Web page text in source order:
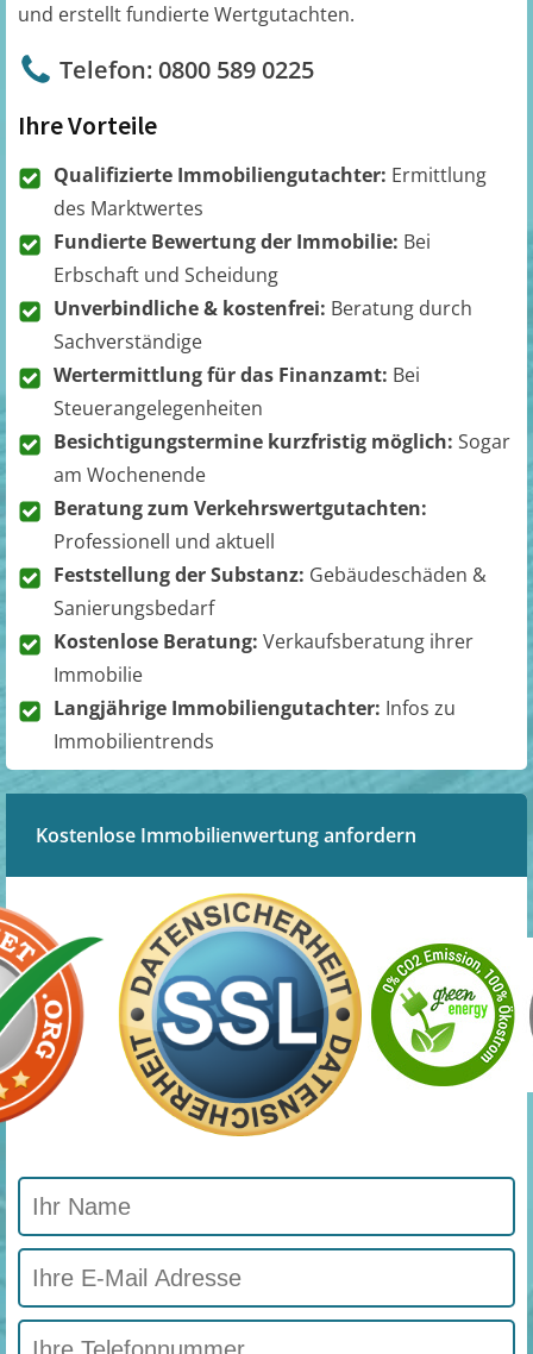
und erstellt fundierte Wertgutachten.
Telefon: 0800 589 0225
Ihre Vorteile
Qualifizierte Immobiliengutachter: Ermittlung
des Marktwertes
Fundierte Bewertung der Immobilie: Bei
Erbschaft und Scheidung
Unverbindliche & kostenfrei: Beratung durch
Sachverständige
Wertermittlung für das Finanzamt: Bei
Steuerangelegenheiten
Besichtigungstermine kurzfristig möglich: Sogar
am Wochenende
Beratung zum Verkehrswertgutachten:
Professionell und aktuell
Feststellung der Substanz: Gebäudeschäden &
Sanierungsbedarf
Kostenlose Beratung: Verkaufsberatung ihrer
Immobilie
Langjährige Immobiliengutachter: Infos zu
Immobilientrends
Kostenlose Immobilienwertung anfordern